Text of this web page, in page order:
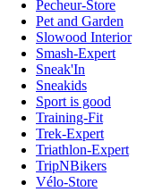
Pecheur-Store
Pet and Garden
Slowood Interior
Smash-Expert
Sneak'In
Sneakids
Sport is good
Training-Fit
Trek-Expert
Triathlon-Expert
TripNBikers
Vélo-Store